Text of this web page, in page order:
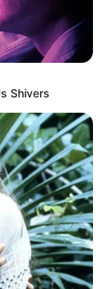
Shivers